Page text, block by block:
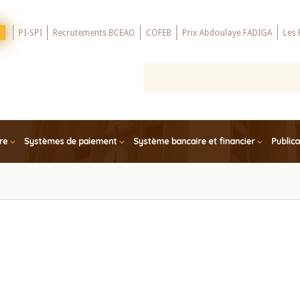
PI-SPI Recrutements BCEAO COFEB Prix Abdoulaye FADIGA Les
Systèmes de paiement Système bancaire et financier